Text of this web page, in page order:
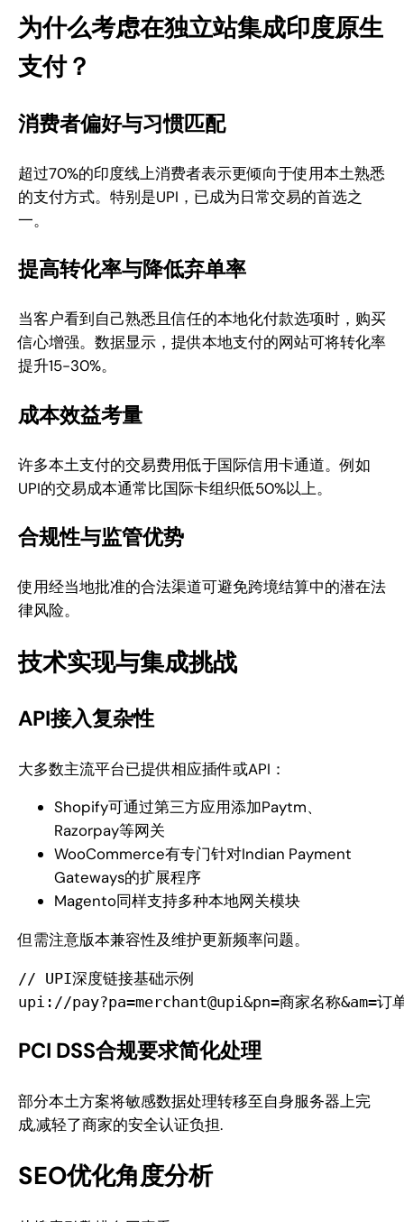
为什么考虑在独立站集成印度原生
支付？
消费者偏好与习惯匹配
超过70%的印度线上消费者表示更倾向于使用本土熟悉
的支付方式。特别是UPI，已成为日常交易的首选之
一。
提高转化率与降低弃单率
当客户看到自己熟悉且信任的本地化付款选项时，购买
信心增强。数据显示，提供本地支付的网站可将转化率
提升15-30%。
成本效益考量
许多本土支付的交易费用低于国际信用卡通道。例如
UPI的交易成本通常比国际卡组织低50%以上。
合规性与监管优势
使用经当地批准的合法渠道可避免跨境结算中的潜在法
律风险。
技术实现与集成挑战
API接入复杂性
大多数主流平台已提供相应插件或API：
Shopify可通过第三方应用添加Paytm、
Razorpay等网关
WooCommerce有专门针对Indian Payment
Gateways的扩展程序
Magento同样支持多种本地网关模块
但需注意版本兼容性及维护更新频率问题。
// UPI深度链接基础示例
PCI DSS合规要求简化处理
部分本土方案将敏感数据处理转移至自身服务器上完
成,减轻了商家的安全认证负担.
SEO优化角度分析